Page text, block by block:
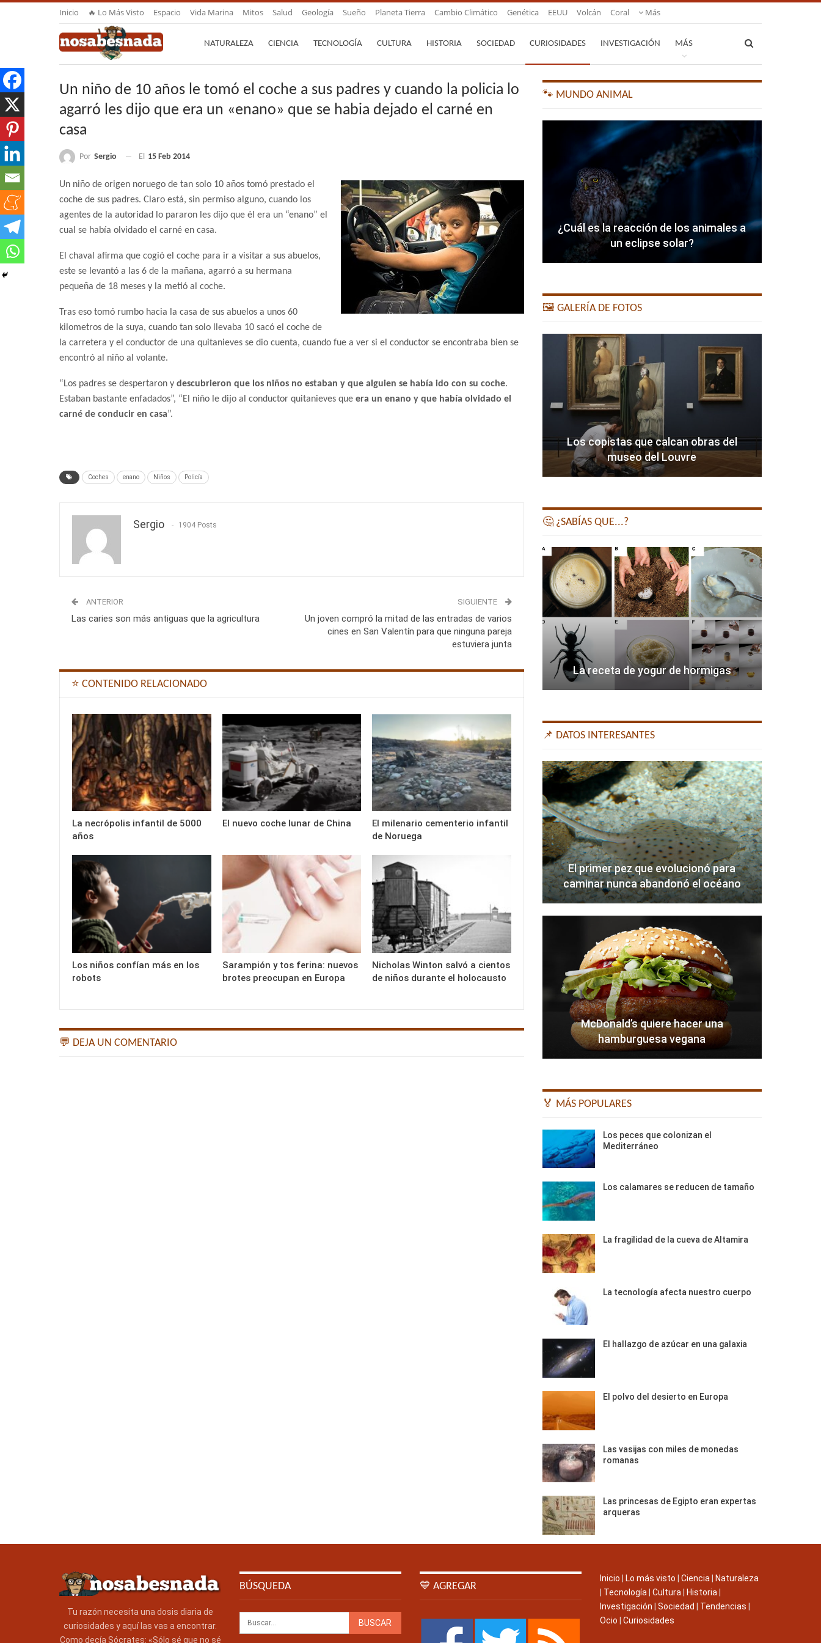
Inicio 🔥 Lo Más Visto Espacio Vida Marina Mitos Salud Geología Sueño Planeta Tierra Cambio Climático Genética EEUU Volcán Coral Más
NATURALEZA CIENCIA TECNOLOGÍA CULTURA HISTORIA SOCIEDAD CURIOSIDADES INVESTIGACIÓN MÁS
Un niño de 10 años le tomó el coche a sus padres y cuando la policia lo
agarró les dijo que era un «enano» que se habia dejado el carné en
casa
Por Sergio El 15 Feb 2014
Un niño de origen noruego de tan solo 10 años tomó prestado el
coche de sus padres. Claro está, sin permiso alguno, cuando los
agentes de la autoridad lo pararon les dijo que él era un “enano” el
cual se había olvidado el carné en casa.
El chaval afirma que cogió el coche para ir a visitar a sus abuelos,
este se levantó a las 6 de la mañana, agarró a su hermana
pequeña de 18 meses y la metió al coche.
Tras eso tomó rumbo hacia la casa de sus abuelos a unos 60
kilometros de la suya, cuando tan solo llevaba 10 sacó el coche de
la carretera y el conductor de una quitanieves se dio cuenta, cuando fue a ver si el conductor se encontraba bien se
encontró al niño al volante.
“Los padres se despertaron y descubrieron que los niños no estaban y que alguien se había ido con su coche.
Estaban bastante enfadados”, “El niño le dijo al conductor quitanieves que era un enano y que había olvidado el
carné de conducir en casa”.
Coches enano Niños Policía
Sergio 1904 Posts
ANTERIOR
Las caries son más antiguas que la agricultura
SIGUIENTE
Un joven compró la mitad de las entradas de varios
cines en San Valentín para que ninguna pareja
estuviera junta
⭐ CONTENIDO RELACIONADO
La necrópolis infantil de 5000
años
El nuevo coche lunar de China
El milenario cementerio infantil
de Noruega
Los niños confían más en los
robots
Sarampión y tos ferina: nuevos
brotes preocupan en Europa
Nicholas Winton salvó a cientos
de niños durante el holocausto
💬 DEJA UN COMENTARIO
🐾 MUNDO ANIMAL
¿Cuál es la reacción de los animales a
un eclipse solar?
🖼️ GALERÍA DE FOTOS
Los copistas que calcan obras del
museo del Louvre
🤔 ¿SABÍAS QUE...?
La receta de yogur de hormigas
📌 DATOS INTERESANTES
El primer pez que evolucionó para
caminar nunca abandonó el océano
McDonald’s quiere hacer una
hamburguesa vegana
🏅 MÁS POPULARES
Los peces que colonizan el
Mediterráneo
Los calamares se reducen de tamaño
La fragilidad de la cueva de Altamira
La tecnología afecta nuestro cuerpo
El hallazgo de azúcar en una galaxia
El polvo del desierto en Europa
Las vasijas con miles de monedas
romanas
Las princesas de Egipto eran expertas
arqueras
Tu razón necesita una dosis diaria de
curiosidades y aquí las vas a encontrar.
Como decía Sócrates: «Sólo sé que no sé
BÚSQUEDA 💙 AGREGAR
Inicio Lo más visto Ciencia
Naturaleza
Tecnología Cultura Historia
Investigación
Sociedad Tendencias
Ocio
Curiosidades